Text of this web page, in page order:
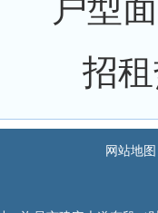
户型
招
网站地图